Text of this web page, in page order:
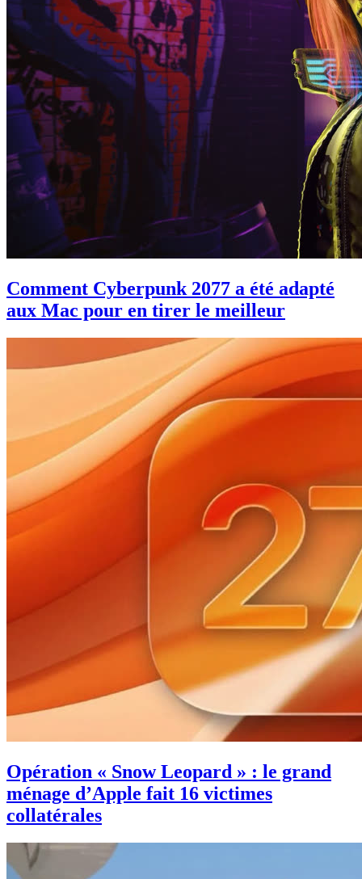
Comment Cyberpunk 2077 a été adapté
aux Mac pour en tirer le meilleur
Opération « Snow Leopard » : le grand
ménage d’Apple fait 16 victimes
collatérales